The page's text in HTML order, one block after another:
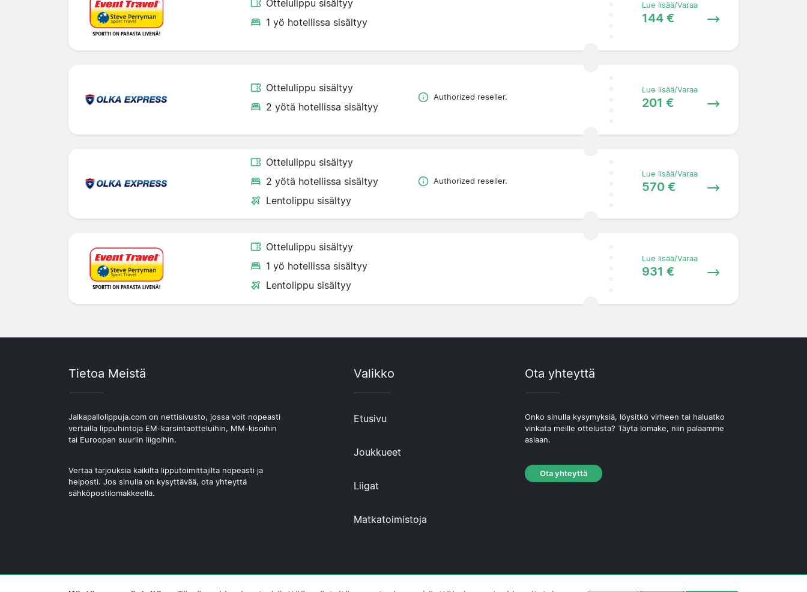
Ottelulippu sisältyy
1 yö hotellissa sisältyy
Lue lisää/Varaa
144 €
Ottelulippu sisältyy
2 yötä hotellissa sisältyy
Authorized reseller.
Lue lisää/Varaa
201 €
Ottelulippu sisältyy
2 yötä hotellissa sisältyy
Lentolippu sisältyy
Authorized reseller.
Lue lisää/Varaa
570 €
Ottelulippu sisältyy
1 yö hotellissa sisältyy
Lentolippu sisältyy
Lue lisää/Varaa
931 €
Tietoa Meistä
Jalkapallolippuja.com on nettisivusto, jossa voit nopeasti
vertailla lippuhintoja EM-karsintaotteluihin, MM-kisoihin
tai Euroopan suuriin liigoihin.
Vertaa tarjouksia kaikilta lipputoimittajilta nopeasti ja
helposti. Jos sinulla on kysyttävää, ota yhteyttä
sähköpostilomakkeella.
Valikko
Etusivu
Joukkueet
Liigat
Matkatoimistoja
Ota yhteyttä
Onko sinulla kysymyksiä, löysitkö virheen tai haluatko
vinkata meille ottelusta? Täytä lomake, niin palaamme
asiaan.
Ota yhteyttä